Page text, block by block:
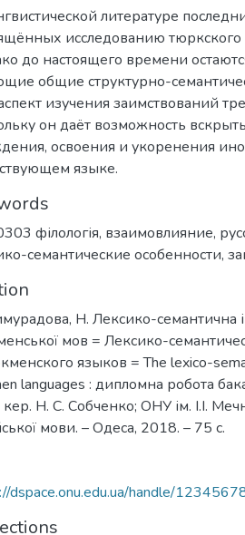
литературе
исследованию тюркского
до настоящего времени
общие структурно-
изучения заимствований
он даёт возможность
освоения и укоренения
языке.
філологія, взаимовлияние,
семантические особенности,
Н. Лексико-семантична
мов = Лексико-
языков = The lexico-
languages : дипломна робота
кер. Н. С. Собченко; ОНУ ім. І.І.
мови. – Одеса, 2018. – 75 с.
dspace.onu.edu.ua/handle/